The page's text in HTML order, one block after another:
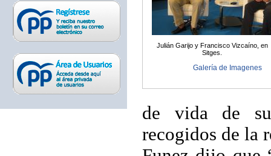
Julián Garijo y Francisco Vizcaíno, en
Sitges.
Galería de Imagenes
de vida de
recogidos de la